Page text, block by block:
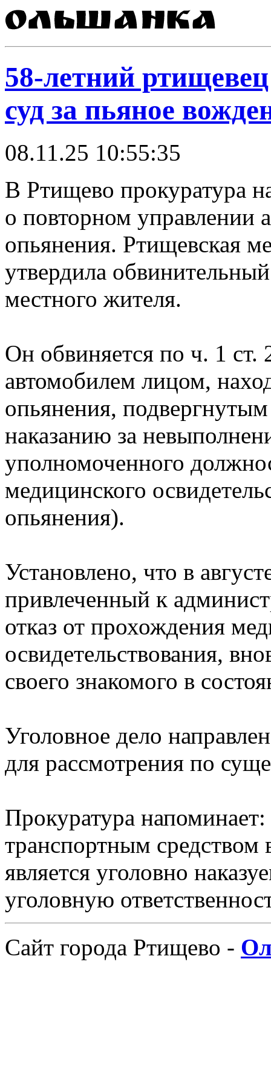
58-летний
суд за пьяное
08.11.25 10:55:35
В Ртищево прокуратура
о повторном управлении
опьянения. Ртищевская
утвердила
местного жителя.
Он обвиняется по ч. 1
автомобилем лицом,
опьянения,
наказанию за
уполномоченного
медицинского
опьянения).
Установлено, что в
привлеченный к
отказ от прохождения
освидетельствования,
своего знакомого в
Уголовное дело
для рассмотрения по
Прокуратура
транспортным средством
является уголовно
уголовную
Сайт города Ртищево -